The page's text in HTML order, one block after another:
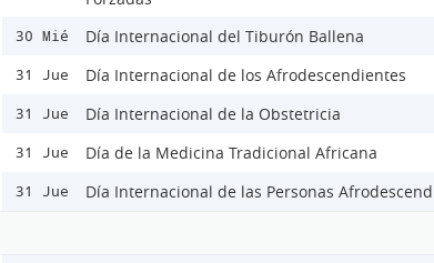
30 Mié Día Internacional del Tiburón Ballena
31 Jue Día Internacional de los Afrodescendientes
31 Jue Día Internacional de la Obstetricia
31 Jue Día de la Medicina Tradicional Africana
31 Jue Día Internacional de las Personas